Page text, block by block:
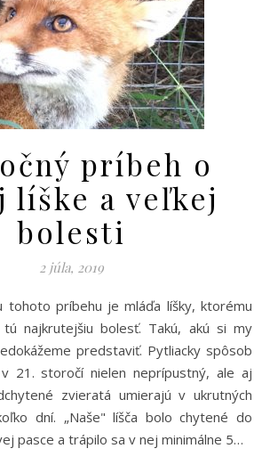
príbeh o
líške a veľkej
bolesti
2 júla, 2019
tú najkrutejšiu bolesť. Takú, akú si my
predstaviť. Pytliacky spôsob
21. storočí nielen neprípustný, ale aj
zvieratá umierajú v ukrutných
dní. „Naše" líšča bolo chytené do
pasce a trápilo sa v nej minimálne 5…